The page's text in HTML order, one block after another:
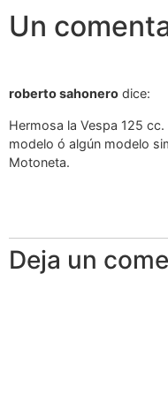
Un
roberto sahonero dice:
Hermosa la Vespa 125
modelo ó algún modelo
Motoneta.
Deja un